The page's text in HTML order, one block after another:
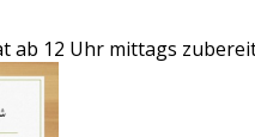
ab 12 Uhr mittags